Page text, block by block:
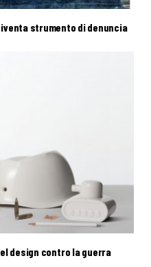
strumento di denuncia
design contro la guerra